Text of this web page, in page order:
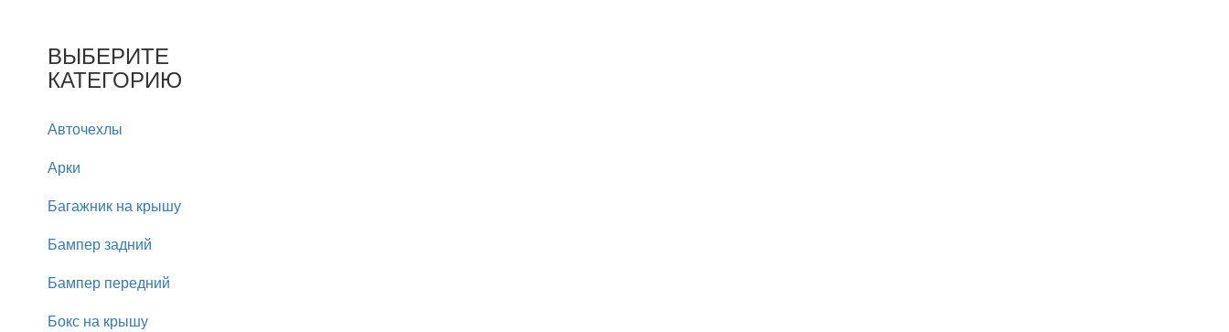
ВЫБЕРИТЕ
КАТЕГОРИЮ
Авточехлы
Арки
Багажник на крышу
Бампер задний
Бампер передний
Бокс на крышу